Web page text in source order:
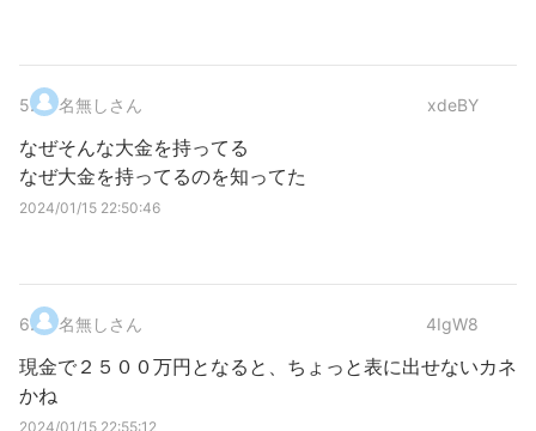
5. 名無しさん xdeBY
なぜそんな大金を持ってる
なぜ大金を持ってるのを知ってた
2024/01/15 22:50:46
6. 名無しさん 4IgW8
現金で２５００万円となると、ちょっと表に出せないカネ
かね
2024/01/15 22:55:12